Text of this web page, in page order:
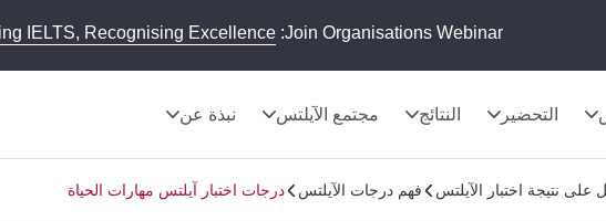
Join Organisations Webinar:
IELTS, Recognising Excellence
التحضير النتائج مجتمع الآيلتس نبذة عن
نتيجة اختبار الآيلتس فهم درجات الآيلتس درجات اختبار آيلتس مهارات الحياة